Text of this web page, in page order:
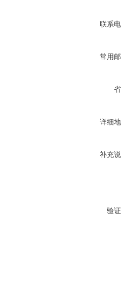
联系
常用
详细
补充
验